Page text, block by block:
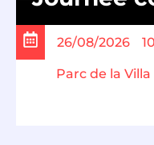
26/08/2026
Parc de la Villa